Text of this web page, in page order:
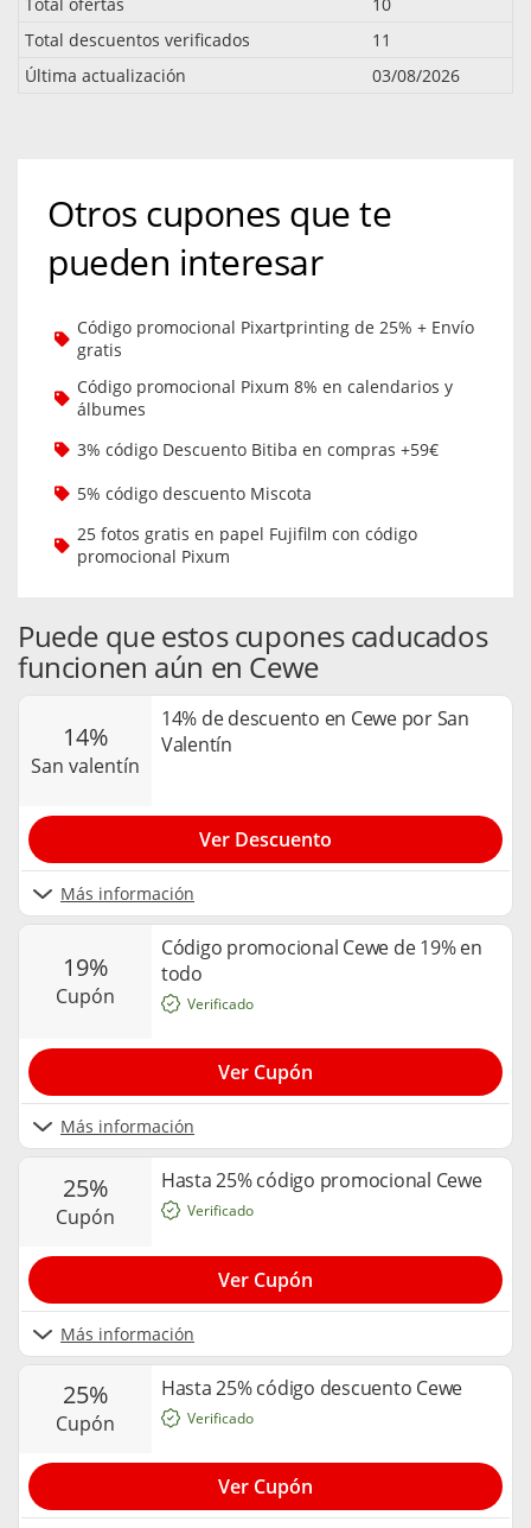
Total descuentos verificados
11
Última actualización
03/08/2026
Otros cupones que te
pueden interesar
Código promocional Pixartprinting de 25% + Envío
gratis
Código promocional Pixum 8% en calendarios y
álbumes
3% código Descuento Bitiba en compras +59€
5% código descuento Miscota
25 fotos gratis en papel Fujifilm con código
promocional Pixum
Puede que estos cupones caducados
funcionen aún en Cewe
14%
san valentín
14% de descuento en Cewe por San
Valentín
Más información
Ver Descuento
19%
cupón
Código promocional Cewe de 19% en
todo
Más información
Verificado
Ver Cupón
25%
cupón
Hasta 25% código promocional Cewe
Más información
Verificado
Ver Cupón
25%
cupón
Hasta 25% código descuento Cewe
Verificado
Ver Cupón